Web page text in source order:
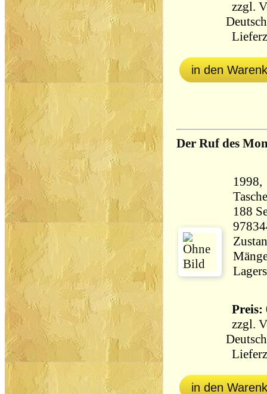
zzgl.
in den
Der Ruf des
188 Seiten
Preis:
zzgl.
in den